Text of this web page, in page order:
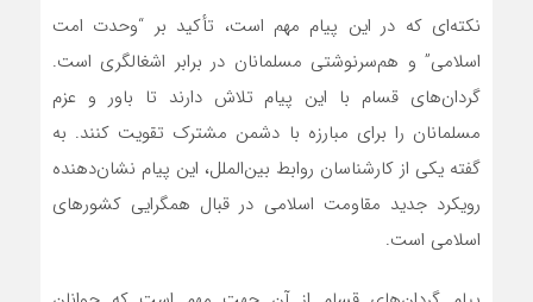
نکته‌ای که در این پیام مهم است، تأکید بر “وحدت امت
اسلامی” و هم‌سرنوشتی مسلمانان در برابر اشغالگری است.
گردان‌های قسام با این پیام تلاش دارند تا باور و عزم
مسلمانان را برای مبارزه با دشمن مشترک تقویت کنند. به
گفته یکی از کارشناسان روابط بین‌الملل، این پیام نشان‌دهنده
رویکرد جدید مقاومت اسلامی در قبال همگرایی کشورهای
اسلامی است.